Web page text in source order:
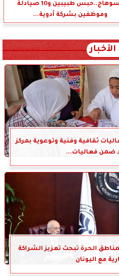
بسوهاج..حبس طبيبين و10 صيادلة
وموظفين بشركة أدوية...
ثقافية وفنية وتوعوية بمركز
ضمن فعاليات...
الحرة تبحث تعزيز الشراكة
مع اليونان